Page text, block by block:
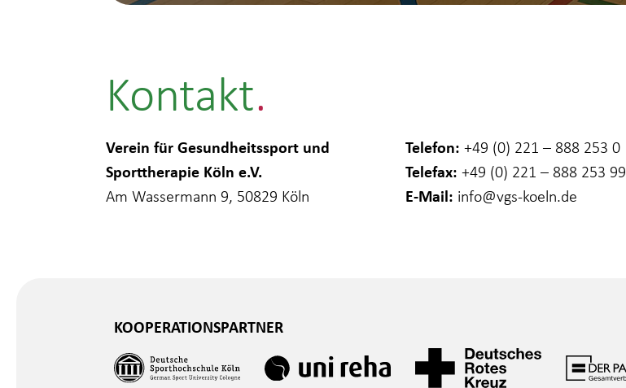
Kontakt
Verein für Gesundheitssport und
Sporttherapie Köln e.V.
Am Wassermann 9, 50829 Köln
Telefon: +49 (0) 221 – 888 253 0
Telefax: +49 (0) 221 – 888 253 99
E-Mail: info@vgs-koeln.de
KOOPERATIONSPARTNER